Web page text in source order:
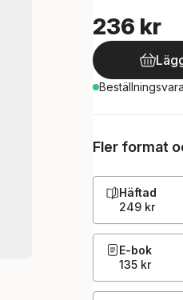
236 kr
Fler format
Häftad
249 kr
E-bok
135 kr